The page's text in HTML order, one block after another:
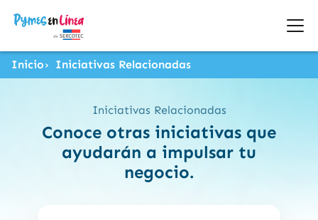
Inicio Iniciativas Relacionadas
Iniciativas Relacionadas
Conoce otras iniciativas que
ayudarán a impulsar tu
negocio.